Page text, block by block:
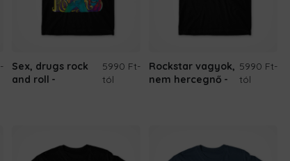
-
Sex, drugs rock
and roll
5990 Ft-
tól
Rockstar vagyok,
nem hercegnő
5990 Ft-
tól